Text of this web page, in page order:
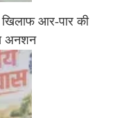
खिलाफ आर-पार की
अनशन